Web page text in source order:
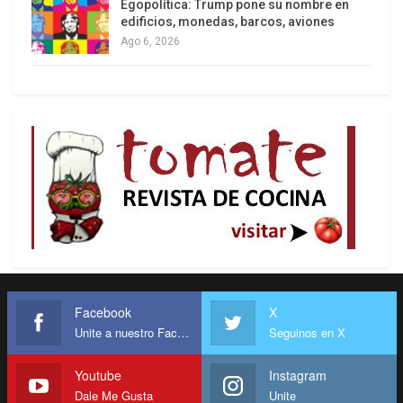
sobre el enriquecimiento de uranio.
Garcia, investigadora asociada del BRICS Policy
Center, asegura que la cuestión de Irán coloca
más leña en la hoguera de la polarización
internacional. “Irán es el reflejo del doble rasero
del sistema internacional. Varios países firmantes
nuclear, pero no son atacados”, afirma.
Egopolítica: Trump pone su nombre en
edificios, monedas, barcos, aviones
Ago 6, 2026
Facebook
Unite a nuestro Facebook
X
Seguinos en X
Youtube
Dale Me Gusta
Instagram
Unite